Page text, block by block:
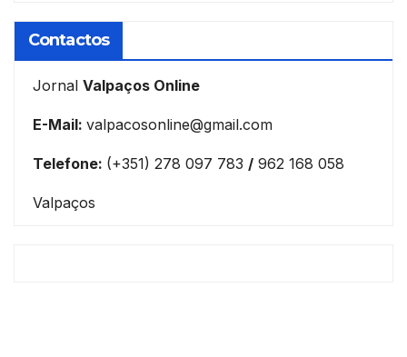
Contactos
Jornal Valpaços Online
E-Mail: valpacosonline@gmail.com
Telefone: (+351) 278 097 783 / 962 168 058
Valpaços